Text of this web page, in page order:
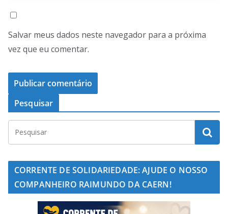
Salvar meus dados neste navegador para a próxima
vez que eu comentar.
Pesquisar
CORRENTE DE SOLIDARIEDADE: AJUDE O NOSSO
COMPANHEIRO RAIMUNDO DA CAERN!